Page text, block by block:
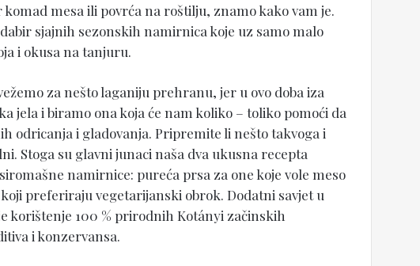
mesa ili povrća na roštilju, znamo kako vam je.
sjajnih sezonskih namirnica koje uz samo malo
i okusa na tanjuru.
za nešto laganiju prehranu, jer u ovo doba iza
jela i biramo ona koja će nam koliko – toliko pomoći da
odricanja i gladovanja. Pripremite li nešto takvoga i
Stoga su glavni junaci naša dva ukusna recepta
namirnice: pureća prsa za one koje vole meso
preferiraju vegetarijanski obrok. Dodatni savjet u
korištenje 100 % prirodnih Kotányi začinskih
i konzervansa.